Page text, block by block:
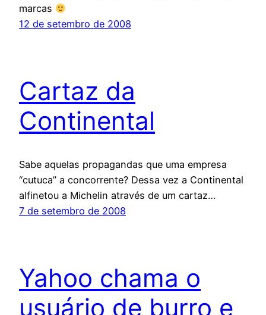
marcas
12 de setembro de 2008
Cartaz da
Continental
Sabe aquelas propagandas que uma empresa
“cutuca” a concorrente? Dessa vez a Continental
alfinetou a Michelin através de um cartaz…
7 de setembro de 2008
Yahoo chama o
usuário de burro e